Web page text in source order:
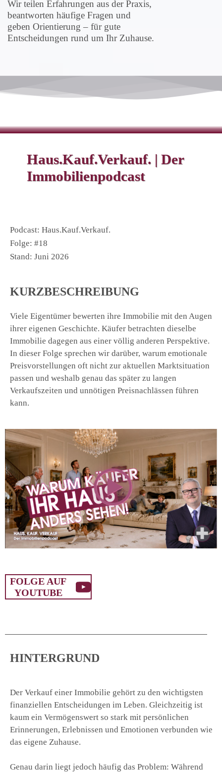
Wir teilen Erfahrungen aus der Praxis,
beantworten häufige Fragen und
geben Orientierung – für gute
Entscheidungen rund um Ihr Zuhause.
Haus.Kauf.Verkauf. | Der
Immobilienpodcast
Podcast: Haus.Kauf.Verkauf.
Folge: #18
Stand: Juni 2026
KURZBESCHREIBUNG
Viele Eigentümer bewerten ihre Immobilie mit den Augen
ihrer eigenen Geschichte. Käufer betrachten dieselbe
Immobilie dagegen aus einer völlig anderen Perspektive.
In dieser Folge sprechen wir darüber, warum emotionale
Preisvorstellungen oft nicht zur aktuellen Marktsituation
passen und weshalb genau das später zu langen
Verkaufszeiten und unnötigen Preisnachlässen führen
kann.
FOLGE AUF
YOUTUBE
HINTERGRUND
Der Verkauf einer Immobilie gehört zu den wichtigsten
finanziellen Entscheidungen im Leben. Gleichzeitig ist
kaum ein Vermögenswert so stark mit persönlichen
Erinnerungen, Erlebnissen und Emotionen verbunden wie
das eigene Zuhause.
Genau darin liegt jedoch häufig das Problem: Während